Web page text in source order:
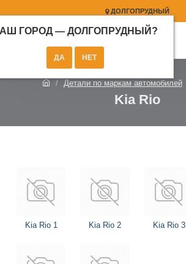
ДОЛГОПРУДНЫЙ
ГОРОД — ДОЛГОПРУДНЫЙ ?
Детали по маркам автомобилей
Kia Rio
Kia Rio 1 Kia Rio 2 Kia Rio 3